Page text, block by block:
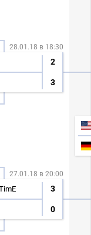
28.01.18 в 18:30
2
3
27.01.18 в 20:00
3
0